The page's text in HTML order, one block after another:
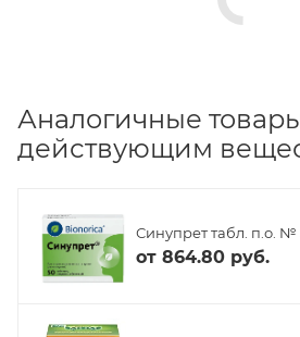
Аналогичные
действующим
Синупрет табл. п.о. №
от 864.80 руб.